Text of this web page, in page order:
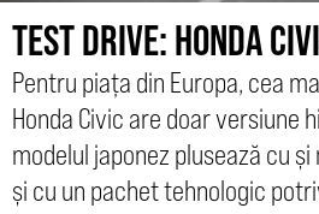
TEST DRIVE: HONDA
Pentru piața din Europa, cea
Honda Civic are doar versiune
modelul japonez plusează cu
și cu un pachet tehnologic